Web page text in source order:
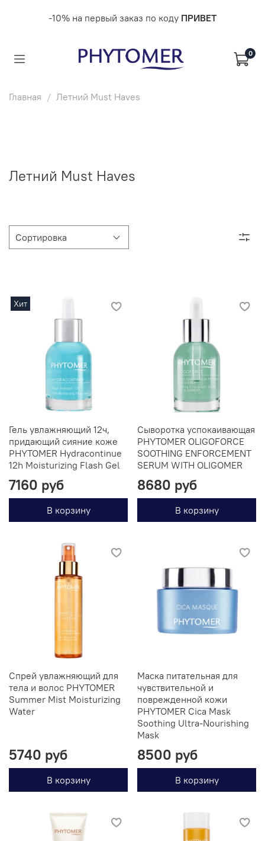
-10% на первый заказ по коду ПРИВЕТ
0
Главная Летний Must Haves
Летний Must Haves
Хит
Гель увлажняющий 12ч,
придающий сияние коже
PHYTOMER Hydracontinue
12h Moisturizing Flash Gel
7160 руб
В корзину
Сыворотка успокаивающая
PHYTOMER OLIGOFORCE
SOOTHING ENFORCEMENT
SERUM WITH OLIGOMER
8680 руб
В корзину
Cпрей увлажняющий для
тела и волос PHYTOMER
Summer Mist Moisturizing
Water
5740 руб
В корзину
Маска питательная для
чувствительной и
поврежденной кожи
PHYTOMER Cica Mask
Soothing Ultra-Nourishing
Mask
8500 руб
В корзину